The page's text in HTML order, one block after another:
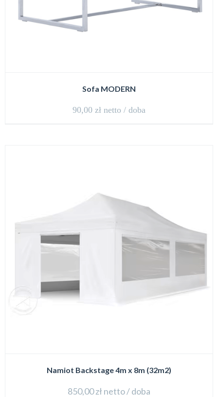
Sofa MODERN
90,00 zł netto / doba
Namiot Backstage 4m x 8m (32m2)
850,00zł netto / doba